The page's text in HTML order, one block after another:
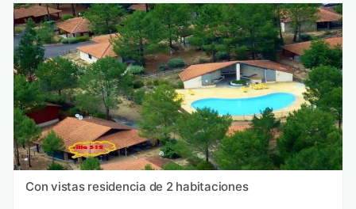
Con vistas residencia de 2 habitaciones